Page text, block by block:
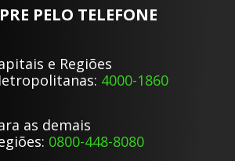
PELO TELEFONE
e Regiões
4000-1860
as demais
0800-448-8080